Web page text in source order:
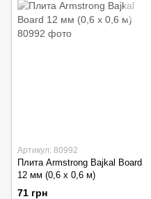
Артикул: 80992
Плита Armstrong Bajkal Board
12 мм (0,6 х 0,6 м)
71 грн